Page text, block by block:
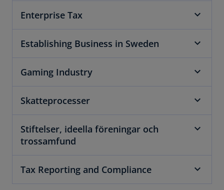
Enterprise Tax
Establishing Business in Sweden
Gaming Industry
Skatteprocesser
Stiftelser, ideella föreningar och
trossamfund
Tax Reporting and Compliance